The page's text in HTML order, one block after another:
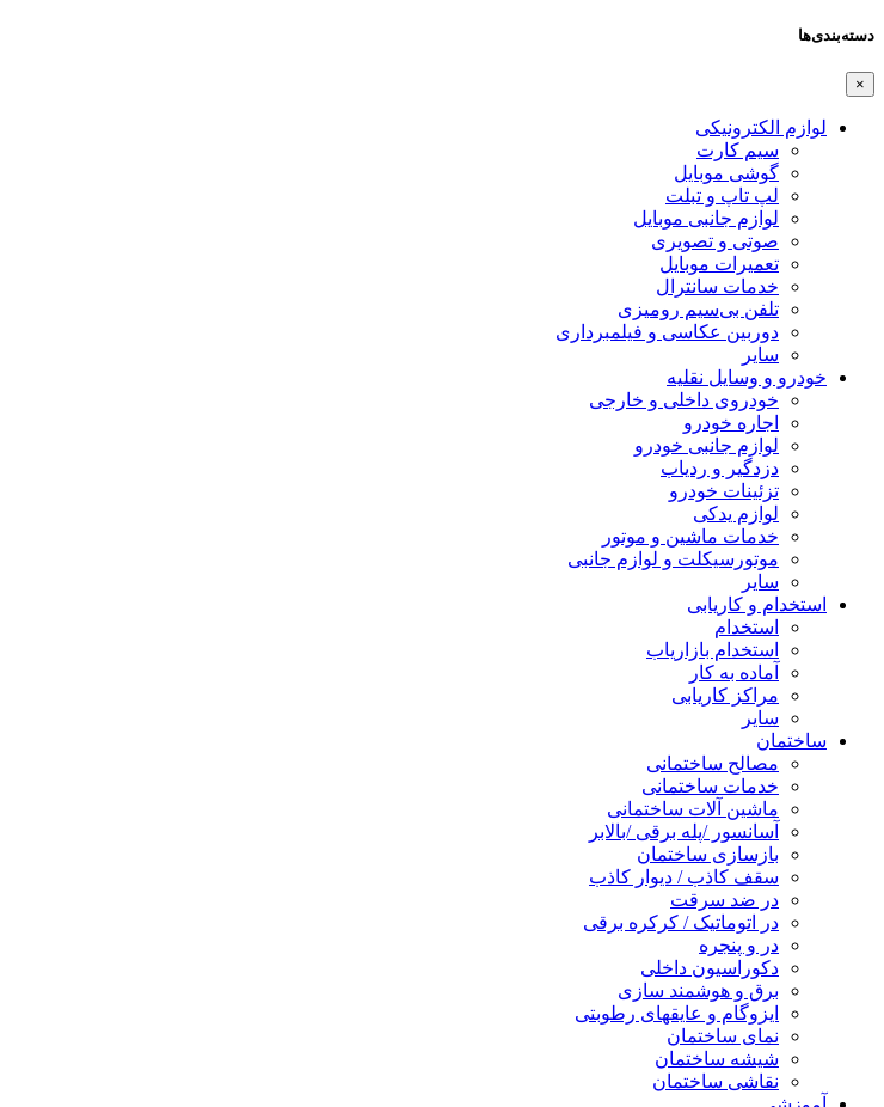
دسته‌بندی‌ها
×
لوازم الکترونیکی
سیم کارت
گوشی موبایل
لپ تاپ و تبلت
لوازم جانبی موبایل
صوتی و تصویری
تعمیرات موبایل
خدمات سانترال
تلفن بی‌سیم رومیزی
دوربین عکاسی و فیلمبرداری
سایر
خودرو و وسایل نقلیه
خودروی داخلی و خارجی
اجاره خودرو
لوازم جانبی خودرو
دزدگیر و ردیاب
تزئینات خودرو
لوازم یدکی
خدمات ماشین و موتور
موتورسیکلت و لوازم جانبی
سایر
استخدام و کاریابی
استخدام
استخدام بازاریاب
آماده به کار
مراکز کاریابی
سایر
ساختمان
مصالح ساختمانی
خدمات ساختمانی
ماشین آلات ساختمانی
آسانسور /پله برقی /بالابر
بازسازی ساختمان
سقف کاذب / دیوار کاذب
در ضد سرقت
در اتوماتیک / کرکره برقی
در و پنجره
دکوراسیون داخلی
برق و هوشمند سازی
ایزوگام و عایقهای رطوبتی
نمای ساختمان
شیشه ساختمان
نقاشی ساختمان